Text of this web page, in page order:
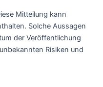
Mitteilung kann
Solche Aussagen
der Veröffentlichung
Risiken und